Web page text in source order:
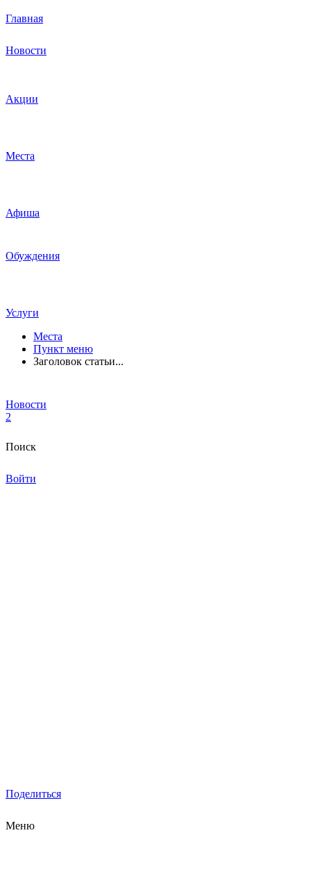
Главная
Новости
Акции
Места
Афиша
Обуждения
Услуги
Места
Пункт меню
Заголовок статьи...
Новости
2
Поиск
Войти
Поделиться
Меню